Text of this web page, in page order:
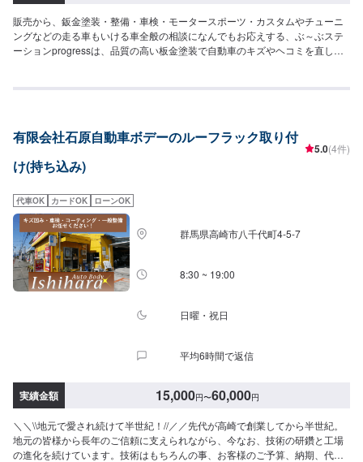
販売から、鈑金塗装・整備・車検・モータースポーツ・カスタムやチューニ
ングなどの走る車もいける車全般の相談になんでもお応えする、ぶ～ぶステ
ーションprogressは、品質の高い板金塗装で自動車のキズやヘコミを直しま
ので、お気軽にお問い合わせください。ブレーキパッドの交換や車内のクリ
ドバイスを心掛けております。--------------------------------------------------【1】オ
ファーにてお問い合わせ【2】お見積り【3】お見積りにご納得いただければ
作業開始【4】仕上がり次第納車-----納期について-----納期は通常1日～2日程
さい。-----代車について-----無料の代車をご用意しています。お車の作業中は
代車をご利用ください。※代車の燃料代はお客様にご負担いただいておりま
す。-----ご来店時の注意、受付方法-----当工場は太田桐生インターチェンジか
ら５分入庫の際はお気をつけてお越しください。駐車スペースは工場前の空
いているスペースに駐車してください。受付はスタッフへ「メンテモで予約
しました」とお伝えください。ご案内いたします。【定休日・営業時間】定
休日：日曜日営業時間：9:00~19:00
有限会社石原自動車ボデーのルーフラック取り付
け(持ち込み)
5.0(4件)
代車OK カードOK ローンOK
群馬県高崎市八千代町4-5-7
8:30 ~ 19:00
日曜・祝日
平均6時間で返信
実績金額 15,000円〜60,000円
＼＼\\地元で愛され続けて半世紀！//／／先代が高崎で創業してから半世紀。
地元の皆様から長年のご信頼に支えられながら、今なお、技術の研鑽と工場
の進化を続けています。技術はもちろんの事、お客様のご予算、納期、代車